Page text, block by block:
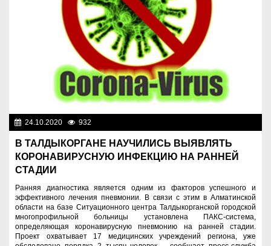
24.10.2020 932
В ТАЛДЫКОРГАНЕ НАУЧИЛИСЬ ВЫЯВЛЯТЬ
КОРОНАВИРУСНУЮ ИНФЕКЦИЮ НА РАННЕЙ
СТАДИИ
Ранняя диагностика является одним из факторов успешного и
эффективного лечения пневмонии. В связи с этим в Алматинской
области на базе Ситуационного центра Талдыкорганской городской
многопрофильной больницы установлена ПАКС-система,
определяющая коронавирусную пневмонию на ранней стадии.
Проект охватывает 17 медицинских учреждений региона, уже